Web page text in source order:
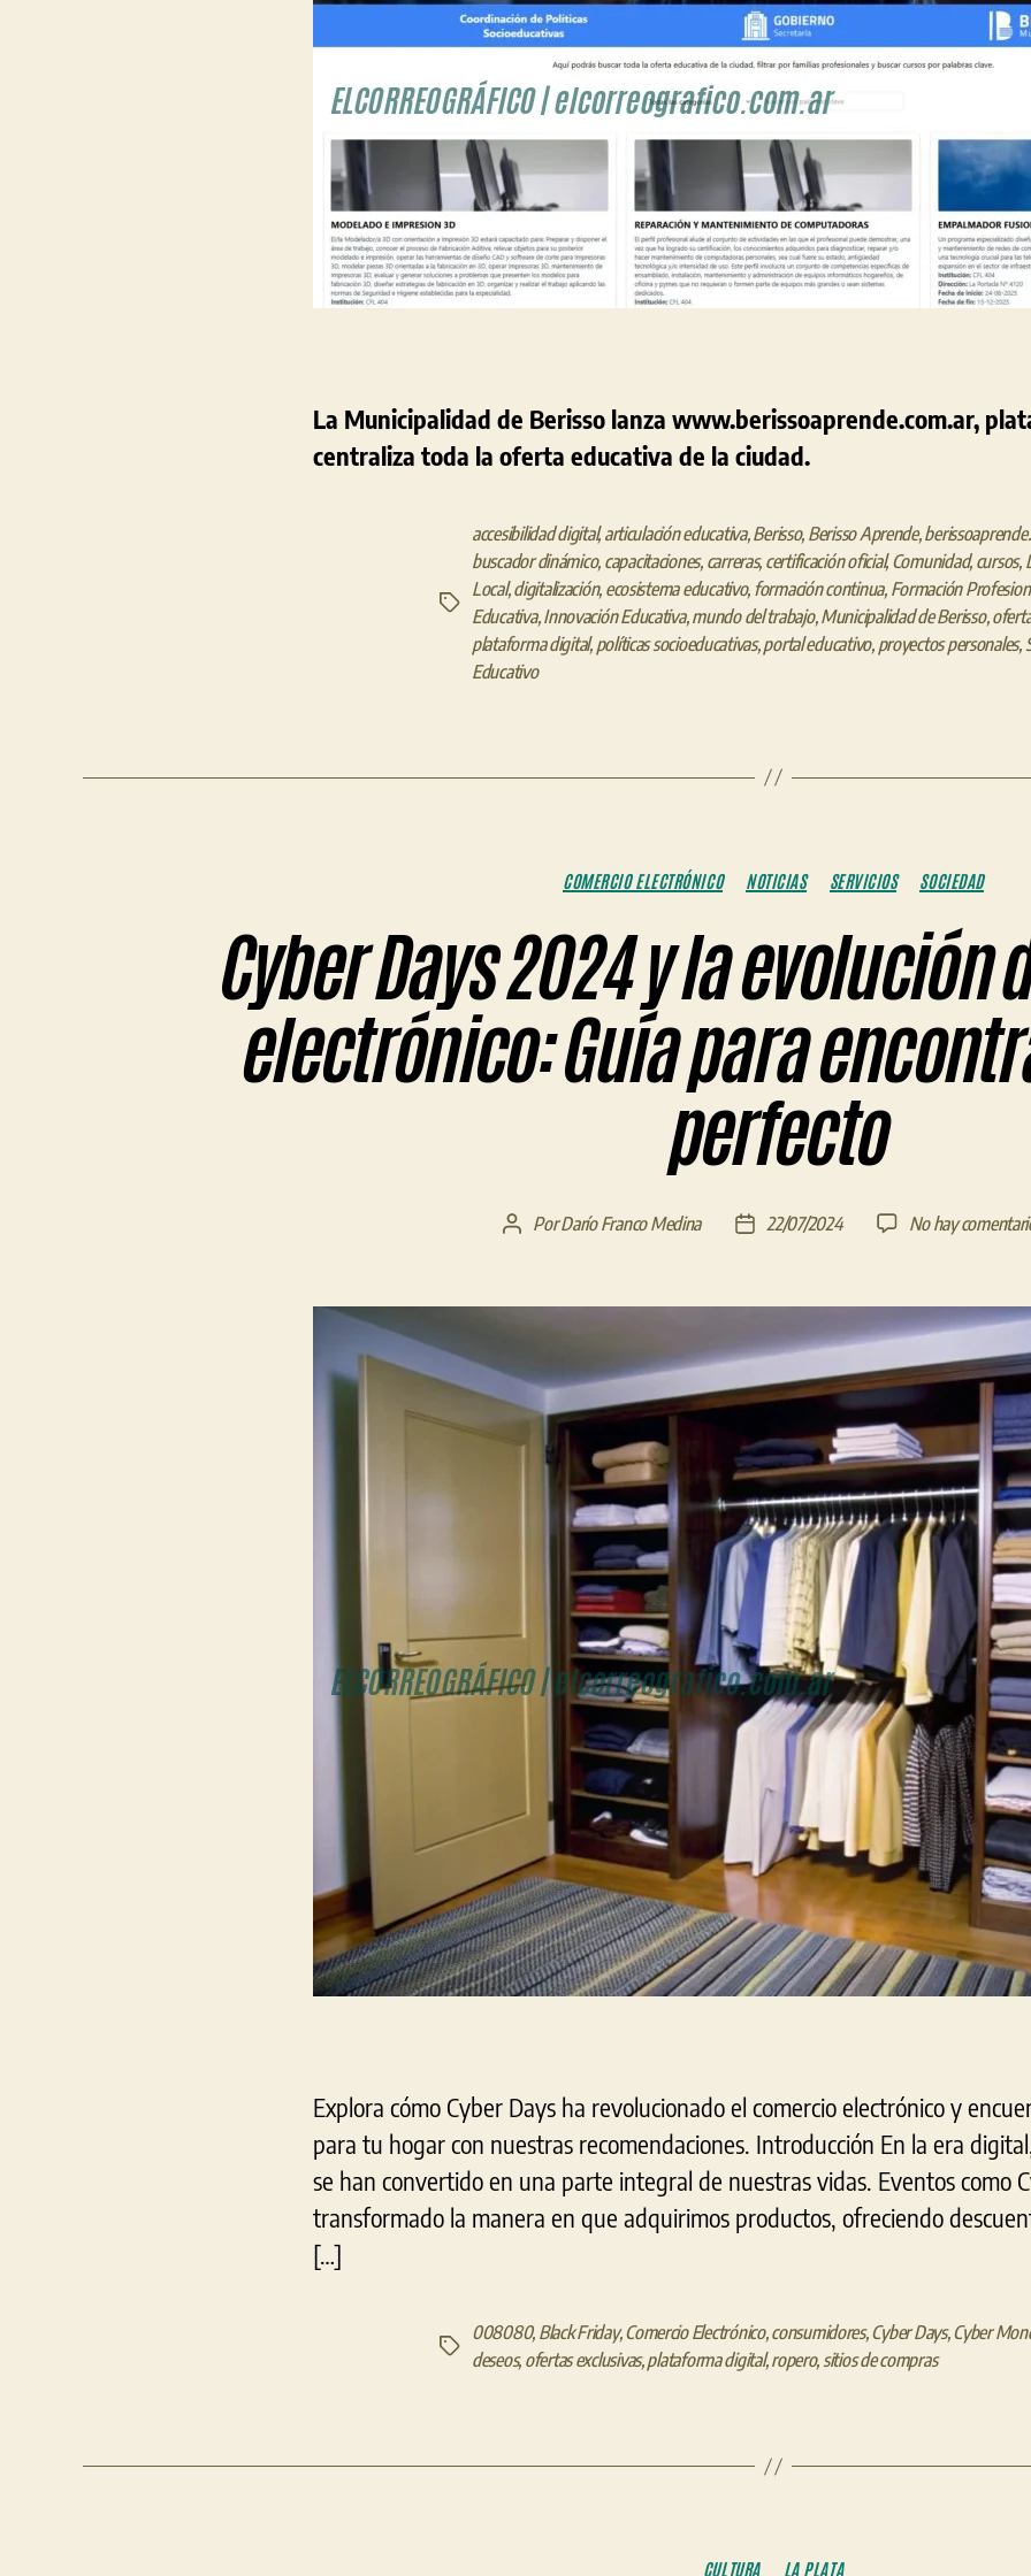
La Municipalidad de Berisso lanza www.berissoaprende.com.ar,
centraliza toda la oferta educativa de la ciudad.
Etiquetas
accesibilidad digital,articulación educativa,Berisso, Berisso Aprende,
buscador dinámico, capacitaciones, carreras, certificación oficial,Comunidad, cursos,
Local,digitalización, ecosistema educativo, formación continua, Formación
Educativa,Innovación Educativa,mundo del trabajo,Municipalidad de Berisso,
plataforma digital, políticas socioeducativas,portal educativo, proyectos personales,
Educativo
Categorías
COMERCIO ELECTRÓNICO NOTICIAS SERVICIOS SOCIEDAD
Cyber Days 2024 y la evolución
electrónico: Guía para
perfecto
Autor
entrada
PorDarío Franco Medina
Fecha
entrada
22/07/2024 No hay
Explora cómo Cyber Days ha revolucionado el comercio electrónico y
para tu hogar con nuestras recomendaciones. Introducción En la era
se han convertido en una parte integral de nuestras vidas. Eventos como
transformado la manera en que adquirimos productos, ofreciendo
[…]
Etiquetas
008080, Black Friday,Comercio Electrónico,consumidores,Cyber Days,Cyber
deseos, ofertas exclusivas,plataforma digital,ropero,sitios de compras
Categorías
CULTURA LA PLATA